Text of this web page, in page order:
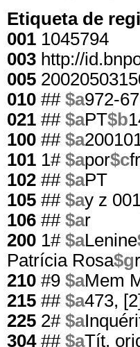
Etiqueta de
001 1045794
003 http://
005
010 ## $a972-
021 ## $aPT$b
100 ## $a
101 1# $apor$c
102 ## $aPT
105 ## $ay z
106 ## $ar
200 1# $aLenine
Patrícia Rosa$g
210 #9 $aMem
215 ## $a473,
225 2# $a
304## $aTít.